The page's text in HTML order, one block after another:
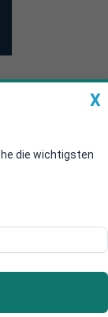
X
die wichtigsten